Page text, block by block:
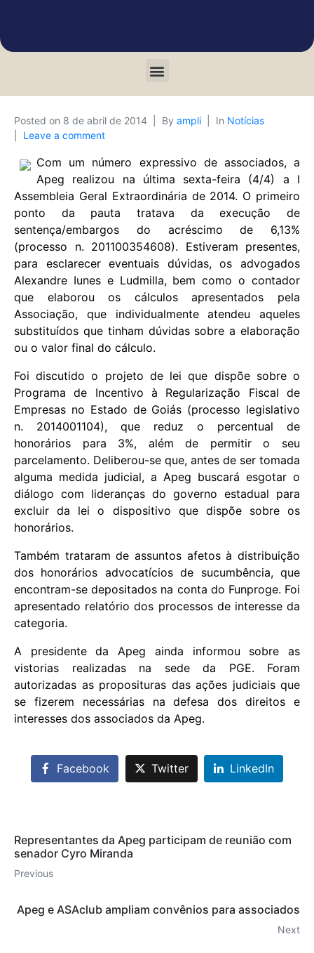
Posted on 8 de abril de 2014 By ampli In Notícias
Leave a comment
Com um número expressivo de associados, a
Apeg realizou na última sexta-feira (4/4) a I
Assembleia Geral Extraordinária de 2014. O primeiro
ponto da pauta tratava da execução de
sentença/embargos do acréscimo de 6,13%
(processo n. 201100354608). Estiveram presentes,
para esclarecer eventuais dúvidas, os advogados
Alexandre Iunes e Ludmilla, bem como o contador
que elaborou os cálculos apresentados pela
Associação, que individualmente atendeu aqueles
substituídos que tinham dúvidas sobre a elaboração
ou o valor final do cálculo.
Foi discutido o projeto de lei que dispõe sobre o
Programa de Incentivo à Regularização Fiscal de
Empresas no Estado de Goiás (processo legislativo
n. 2014001104), que reduz o percentual de
honorários para 3%, além de permitir o seu
parcelamento. Deliberou-se que, antes de ser tomada
alguma medida judicial, a Apeg buscará esgotar o
diálogo com lideranças do governo estadual para
excluir da lei o dispositivo que dispõe sobre os
honorários.
Também trataram de assuntos afetos à distribuição
dos honorários advocatícios de sucumbência, que
encontram-se depositados na conta do Funproge. Foi
apresentado relatório dos processos de interesse da
categoria.
A presidente da Apeg ainda informou sobre as
vistorias realizadas na sede da PGE. Foram
autorizadas as proposituras das ações judiciais que
se fizerem necessárias na defesa dos direitos e
interesses dos associados da Apeg.
Facebook Twitter LinkedIn
Representantes da Apeg participam de reunião com
senador Cyro Miranda
Previous
Apeg e ASAclub ampliam convênios para associados
Next